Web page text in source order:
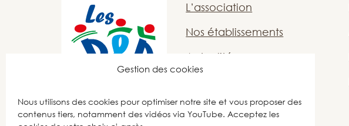
Gestion des cookies
Nous utilisons des cookies pour optimiser notre site et vous proposer des
contenus tiers, notamment des vidéos via YouTube. Acceptez les
L’association
Nos établissements
Actualités
Nous contacter